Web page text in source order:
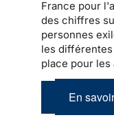
France pour
des chiffres
personnes
les
place pour les
En